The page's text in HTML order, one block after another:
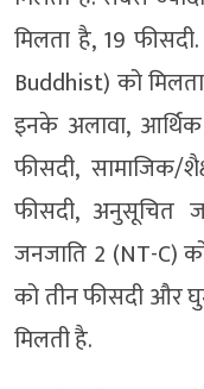
मिलता है, 19
Buddhist) को
इनके अलावा,
फीसदी, सामाजिक/
फीसदी, अनुसूचित
जनजाति 2 (NT-C)
को तीन फीसदी और
मिलती है.